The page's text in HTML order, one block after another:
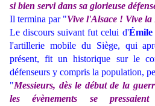
si bien servi dans sa glorieuse
Il termina par "Vive l'Alsace ! Vive
Le discours suivant fut celui d'Émile
l'artillerie mobile du Siège, qui
présent, fit un historique sur le
défenseurs y compris la population,
"Messieurs, dès le début de la
les évènements se